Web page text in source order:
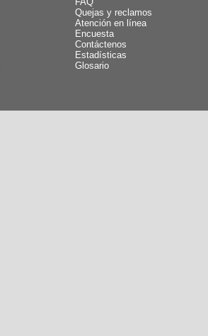
FAQ
Quejas y reclamos
Atención en línea
Encuesta
Contáctenos
Estadísticas
Glosario